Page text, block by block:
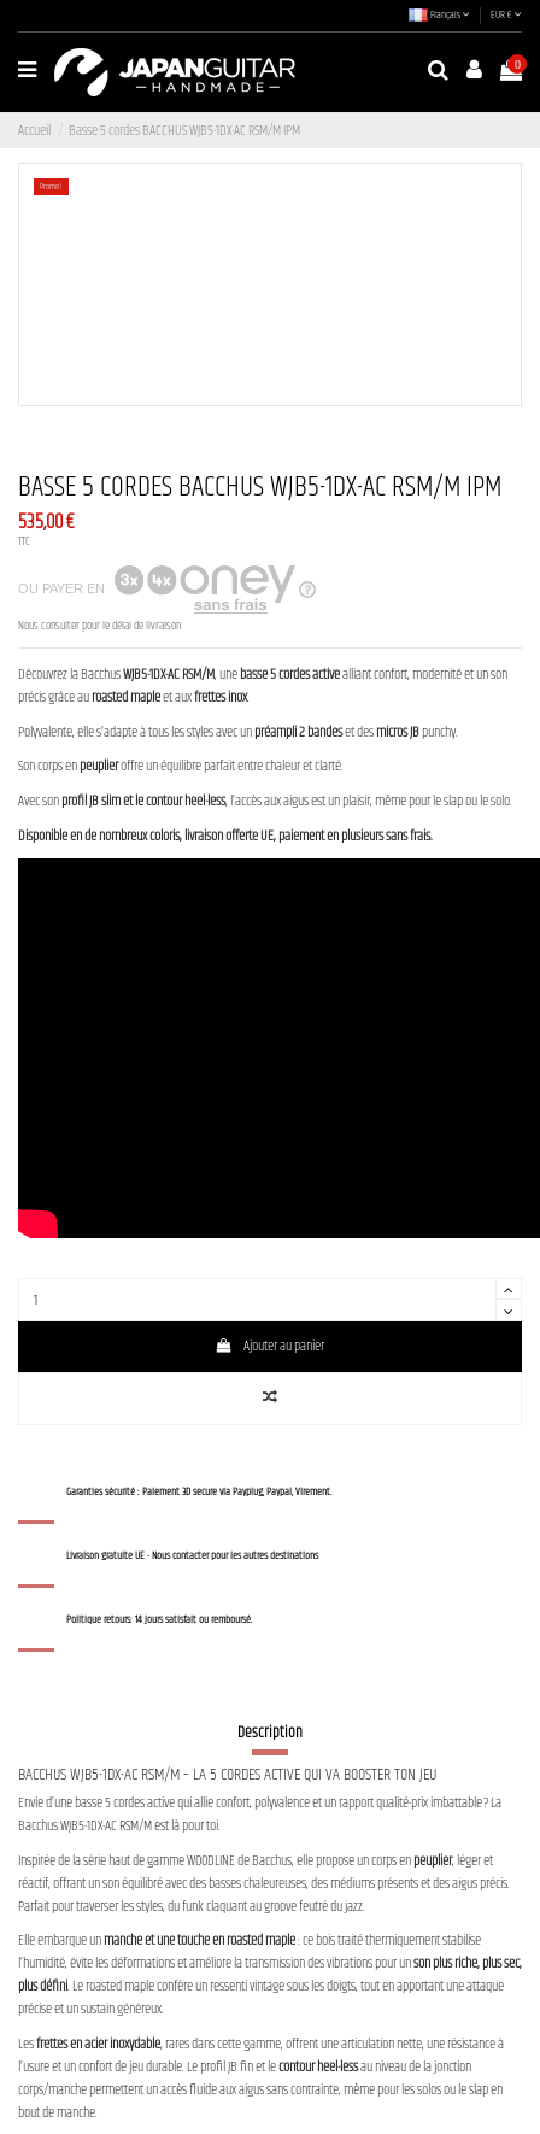
Français EUR €
0
Accueil Basse 5 cordes BACCHUS WJB5-1DX-AC RSM/M IPM
Promo !
BASSE 5 CORDES BACCHUS WJB5-1DX-AC RSM/M IPM
535,00 €
TTC
OU PAYER EN
Nous consulter pour le délai de livraison
Découvrez la BacchusWJB5-1DX-AC RSM/M, unebasse 5 cordes activealliant confort, modernité et un son
précis grâce auroasted mapleet auxfrettes inox.
Polyvalente, elle s’adapte à tous les styles avec unpréampli 2 bandeset desmicros JBpunchy.
Son corps enpeuplieroffre un équilibre parfait entre chaleur et clarté.
Avec sonprofil JB slim et le contour heel-less, l’accès aux aigus est un plaisir, même pour le slap ou le solo.
Disponible en de nombreux coloris, livraison offerte UE, paiement en plusieurs sans frais.
Ajouter au panier
Garanties sécurité : Paiement 3D secure via Payplug, Paypal, Virement.
Livraison gratuite UE - Nous contacter pour les autres destinations
Politique retours: 14 jours satisfait ou remboursé.
Description
BACCHUS WJB5-1DX-AC RSM/M – LA 5 CORDES ACTIVE QUI VA BOOSTER TON JEU
Envie d’une basse 5 cordes active qui allie confort, polyvalence et un rapport qualité-prix imbattable ? La
Bacchus WJB5-1DX-AC RSM/M est là pour toi.
Inspirée de la série haut de gamme WOODLINE de Bacchus, elle propose un corps enpeuplier, léger et
réactif, offrant un son équilibré avec des basses chaleureuses, des médiums présents et des aigus précis.
Parfait pour traverser les styles, du funk claquant au groove feutré du jazz.
Elle embarque unmanche et une touche en roasted maple: ce bois traité thermiquement stabilise
l’humidité, évite les déformations et améliore la transmission des vibrations pour unson plus riche, plus sec,
plus défini. Le roasted maple confère un ressenti vintage sous les doigts, tout en apportant une attaque
précise et un sustain généreux.
Lesfrettes en acier inoxydable, rares dans cette gamme, offrent une articulation nette, une résistance à
l’usure et un confort de jeu durable. Le profil JB fin et lecontour heel-lessau niveau de la jonction
corps/manche permettent un accès fluide aux aigus sans contrainte, même pour les solos ou le slap en
bout de manche.